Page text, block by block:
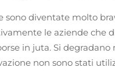
sono diventate molto
le aziende che
in juta. Si
non sono stati